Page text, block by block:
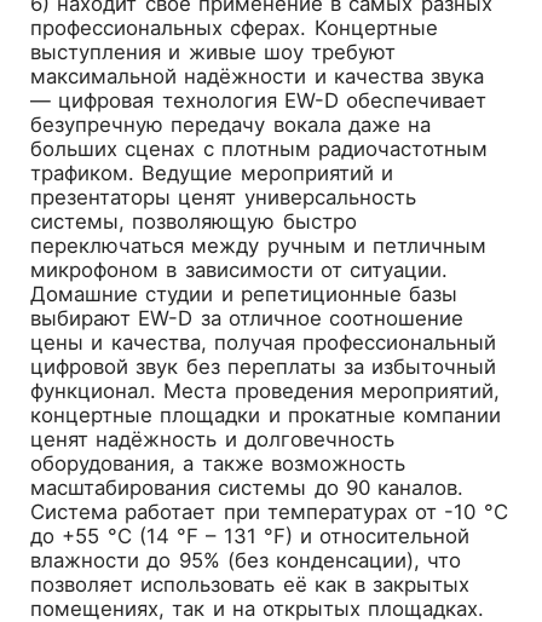
профессиональных сферах. Концертные
выступления и живые шоу требуют
максимальной надёжности и качества звука
— цифровая технология EW-D обеспечивает
безупречную передачу вокала даже на
больших сценах с плотным радиочастотным
трафиком. Ведущие мероприятий и
презентаторы ценят универсальность
системы, позволяющую быстро
переключаться между ручным и петличным
микрофоном в зависимости от ситуации.
Домашние студии и репетиционные базы
выбирают EW-D за отличное соотношение
цены и качества, получая профессиональный
цифровой звук без переплаты за избыточный
функционал. Места проведения мероприятий,
концертные площадки и прокатные компании
ценят надёжность и долговечность
оборудования, а также возможность
масштабирования системы до 90 каналов.
Система работает при температурах от -10 °C
до +55 °C (14 °F – 131 °F) и относительной
влажности до 95% (без конденсации), что
позволяет использовать её как в закрытых
помещениях, так и на открытых площадках.